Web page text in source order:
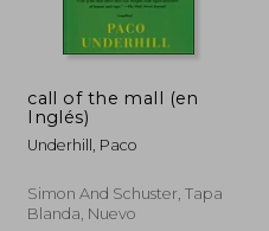
dcto.
call of the mall (en
Inglés)
Underhill, Paco
Simon And Schuster, Tapa
Blanda, Nuevo